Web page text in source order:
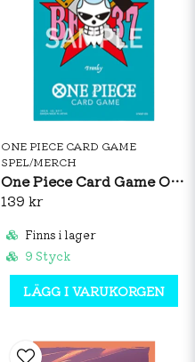
ONE PIECE CARD GAME
SPEL/MERCH
One Piece Card Game Official Sleeves: Premium Matte Franky
139 kr
Finns i lager
9 Styck
LÄGG I VARUKORGEN